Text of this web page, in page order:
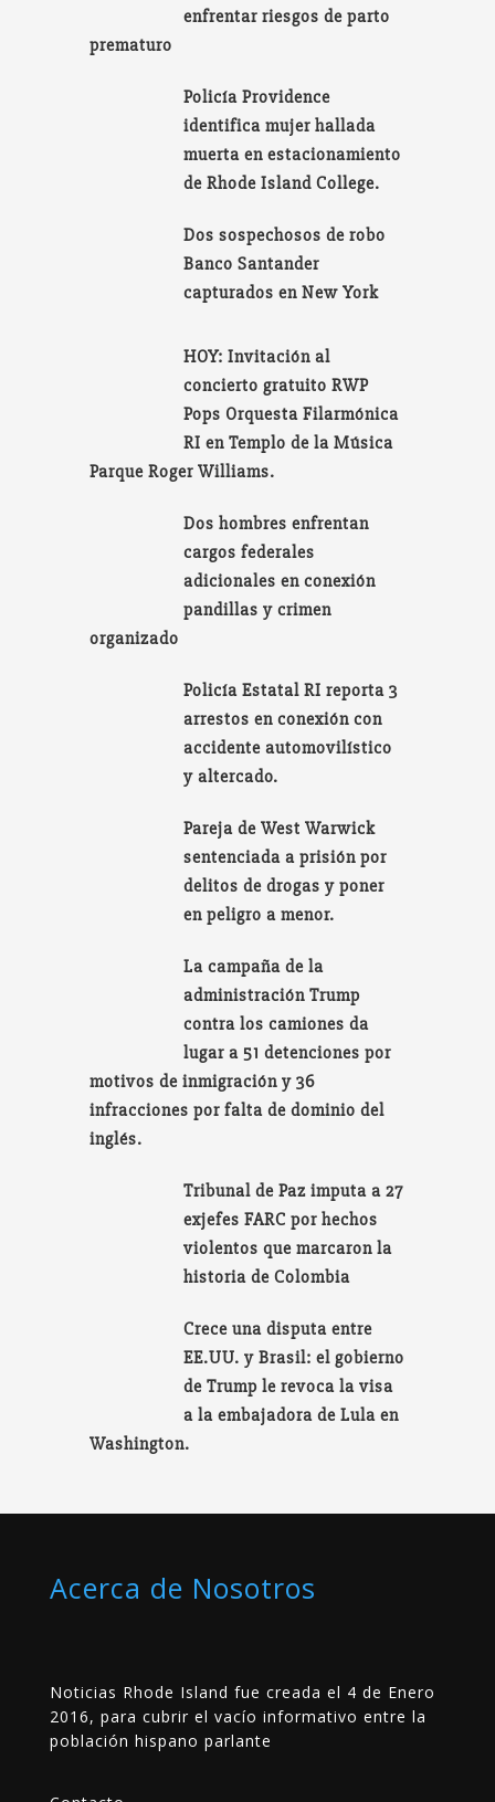
enfrentar riesgos de parto
prematuro
Policía Providence
identifica mujer hallada
muerta en estacionamiento
de Rhode Island College.
Dos sospechosos de robo
Banco Santander
capturados en New York
HOY: Invitación al
concierto gratuito RWP
Pops Orquesta Filarmónica
RI en Templo de la Música
Parque Roger Williams.
Dos hombres enfrentan
cargos federales
adicionales en conexión
pandillas y crimen
organizado
Policía Estatal RI reporta 3
arrestos en conexión con
accidente automovilístico
y altercado.
Pareja de West Warwick
sentenciada a prisión por
delitos de drogas y poner
en peligro a menor.
La campaña de la
administración Trump
contra los camiones da
lugar a 51 detenciones por
motivos de inmigración y 36
infracciones por falta de dominio del
inglés.
Tribunal de Paz imputa a 27
exjefes FARC por hechos
violentos que marcaron la
historia de Colombia
Crece una disputa entre
EE.UU. y Brasil: el gobierno
de Trump le revoca la visa
a la embajadora de Lula en
Washington.
Acerca de Nosotros
Noticias Rhode Island fue creada el 4 de Enero
2016, para cubrir el vacío informativo entre la
población hispano parlante